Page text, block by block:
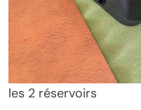
les 2 réservoirs